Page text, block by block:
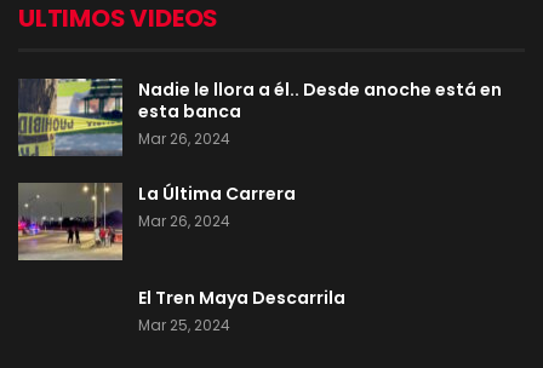
ULTIMOS VIDEOS
Nadie le llora a él.. Desde anoche está en
esta banca
Mar 26, 2024
La Última Carrera
Mar 26, 2024
El Tren Maya Descarrila
Mar 25, 2024